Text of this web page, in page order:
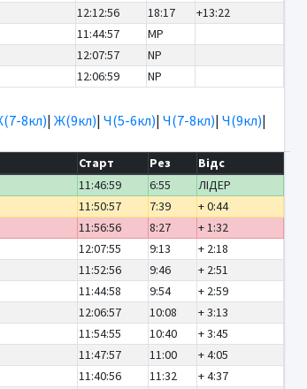
12:12:56 18:17
+13:22
11:44:57
MP
12:07:57
NP
12:06:59 NP
8кл)| Ж(9кл)| Ч(5-6кл)| Ч(7-8кл)| Ч(9кл)|
Старт Рез
Відс
11:46:59 6:55
ЛІДЕР
11:50:57 7:39
+ 0:44
11:56:56 8:27
+ 1:32
12:07:55 9:13
+ 2:18
11:52:56 9:46
+ 2:51
11:44:58 9:54
+ 2:59
12:06:57 10:08
+ 3:13
11:54:55 10:40
+ 3:45
11:47:57 11:00
+ 4:05
11:40:56 11:32
+ 4:37